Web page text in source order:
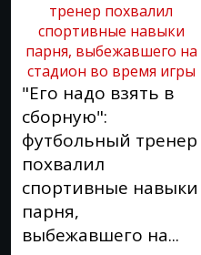
"Его надо взять в
сборную":
футбольный тренер
похвалил
спортивные навыки
парня,
выбежавшего на...